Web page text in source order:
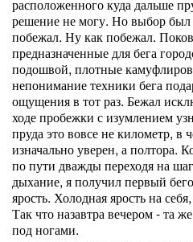
расположенного куда дальше
решение не могу. Но выбор был
побежал. Ну как побежал.
предназначенные для бега
подошвой, плотные
непонимание техники бега
ощущения в тот раз. Бежал
ходе пробежки с изумлением
пруда это вовсе не километр, в
изначально уверен, а полтора.
по пути дважды переходя на
дыхание, я получил первый
ярость. Холодная ярость на
Так что назавтра вечером - та
под ногами.